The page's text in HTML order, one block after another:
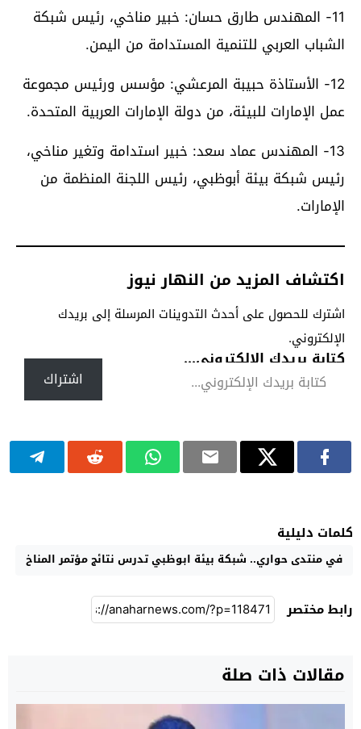
11- المهندس طارق حسان: خبير مناخي، رئيس شبكة
الشباب العربي للتنمية المستدامة من اليمن.
12- الأستاذة حبيبة المرعشي: مؤسس ورئيس مجموعة
عمل الإمارات للبيئة، من دولة الإمارات العربية المتحدة.
13- المهندس عماد سعد: خبير استدامة وتغير مناخي،
رئيس شبكة بيئة أبوظبي، رئيس اللجنة المنظمة من
الإمارات.
اكتشاف المزيد من النهار نيوز
اشترك للحصول على أحدث التدوينات المرسلة إلى بريدك
الإلكتروني.
كتابة بريدك الإلكتروني...
اشتراك
كلمات دليلية
في منتدى حواري.. شبكة بيئة ابوظبي تدرس نتائج مؤتمر المناخ
رابط مختصر
مقالات ذات صلة